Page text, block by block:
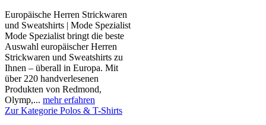
Europäische Herren Strickwaren
und Sweatshirts | Mode Spezialist
Mode Spezialist bringt die beste
Auswahl europäischer Herren
Strickwaren und Sweatshirts zu
Ihnen – überall in Europa. Mit
über 220 handverlesenen
Produkten von Redmond,
Olymp,... mehr erfahren
Zur Kategorie Polos & T-Shirts